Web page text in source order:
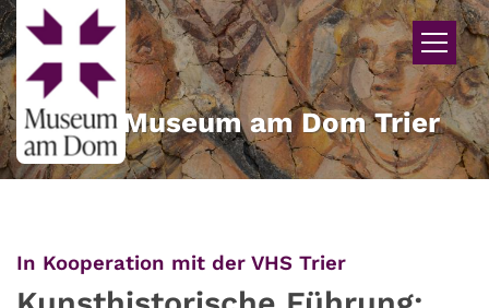
Zum Inhalt springen
Museum am Dom Trier
In Kooperation mit der VHS Trier: